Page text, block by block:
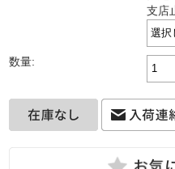
支店
数量: